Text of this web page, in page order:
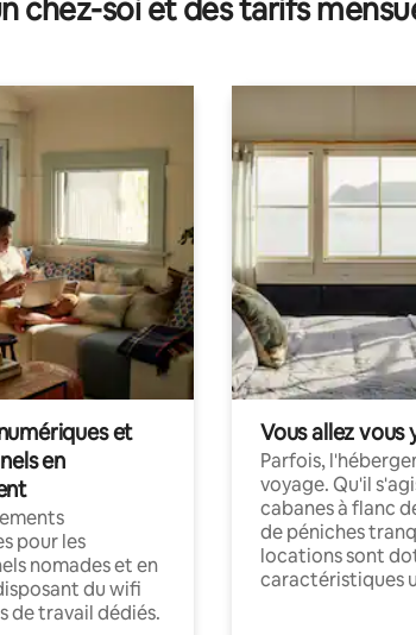
chez-soi et des tarifs
et
en
pour les
nomades et en
du wifi
de travail dédiés.
Vous allez vous
Parfois,
voyage. Qu'il
cabanes à flanc
de péniches
locations sont
caractéristiques